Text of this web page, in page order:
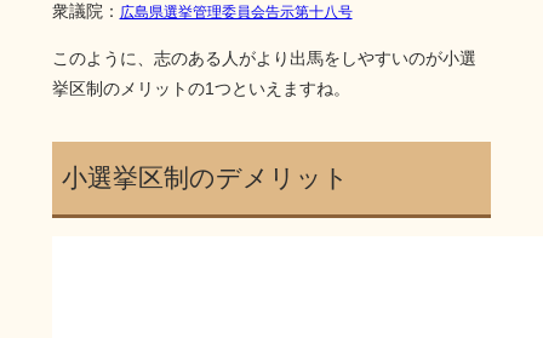
衆議院： 広島県選挙管理委員会告示第十八号
このように、志のある人がより出馬をしやすいのが小選
挙区制のメリットの1つといえますね。
小選挙区制のデメリット